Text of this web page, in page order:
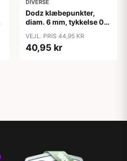
DIVERSE
Dodz klæbepunkter,
diam. 6 mm, tykkelse 0,5
VEJL. PRIS 44,95 KR
40,95 kr